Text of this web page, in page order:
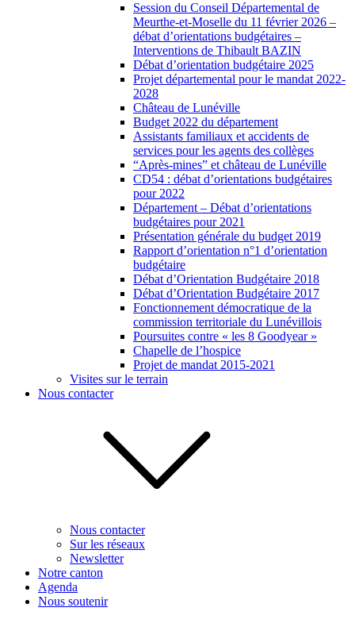
Session du Conseil Départemental de
Meurthe-et-Moselle du 11 février 2026 –
débat d’orientations budgétaires –
Interventions de Thibault BAZIN
Débat d’orientation budgétaire 2025
Projet départemental pour le mandat 2022-
2028
Château de Lunéville
Budget 2022 du département
Assistants familiaux et accidents de
services pour les agents des collèges
“Après-mines” et château de Lunéville
CD54 : débat d’orientations budgétaires
pour 2022
Département – Débat d’orientations
budgétaires pour 2021
Présentation générale du budget 2019
Rapport d’orientation n°1 d’orientation
budgétaire
Débat d’Orientation Budgétaire 2018
Débat d’Orientation Budgétaire 2017
Fonctionnement démocratique de la
commission territoriale du Lunévillois
Poursuites contre « les 8 Goodyear »
Chapelle de l’hospice
Projet de mandat 2015-2021
Visites sur le terrain
Nous contacter
Nous contacter
Sur les réseaux
Newsletter
Notre canton
Agenda
Nous soutenir